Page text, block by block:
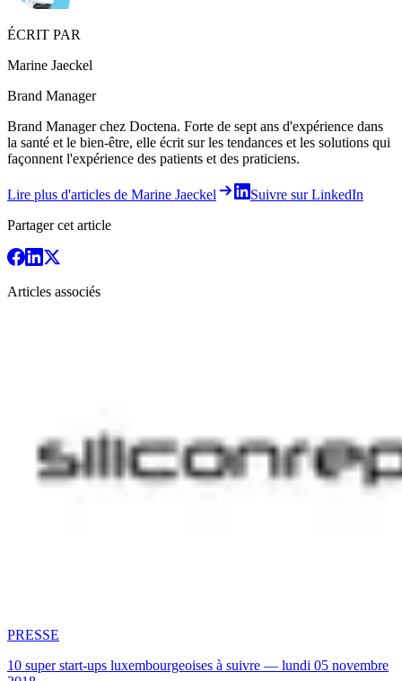
ÉCRIT PAR
Marine Jaeckel
Brand Manager
Brand Manager chez Doctena. Forte de sept ans d'expérience dans
la santé et le bien-être, elle écrit sur les tendances et les solutions qui
façonnent l'expérience des patients et des praticiens.
Lire plus d'articles de Marine Jaeckel
Suivre sur LinkedIn
Partager cet article
Articles associés
PRESSE
10 super start-ups luxembourgeoises à suivre — lundi 05 novembre